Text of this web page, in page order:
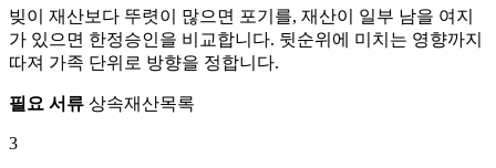
빚이 재산보다 뚜렷이 많으면 포기를, 재산이 일부 남을 여지
가 있으면 한정승인을 비교합니다. 뒷순위에 미치는 영향까지
따져 가족 단위로 방향을 정합니다.
필요 서류 상속재산목록
3